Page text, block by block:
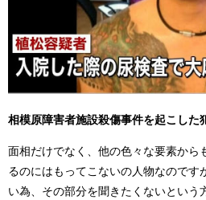
相模原障害者施設殺傷事件を起こした
面相だけでなく、他の色々な要素から
るのにはもってこないの人物なのです
い為、その部分を聞きたくないという